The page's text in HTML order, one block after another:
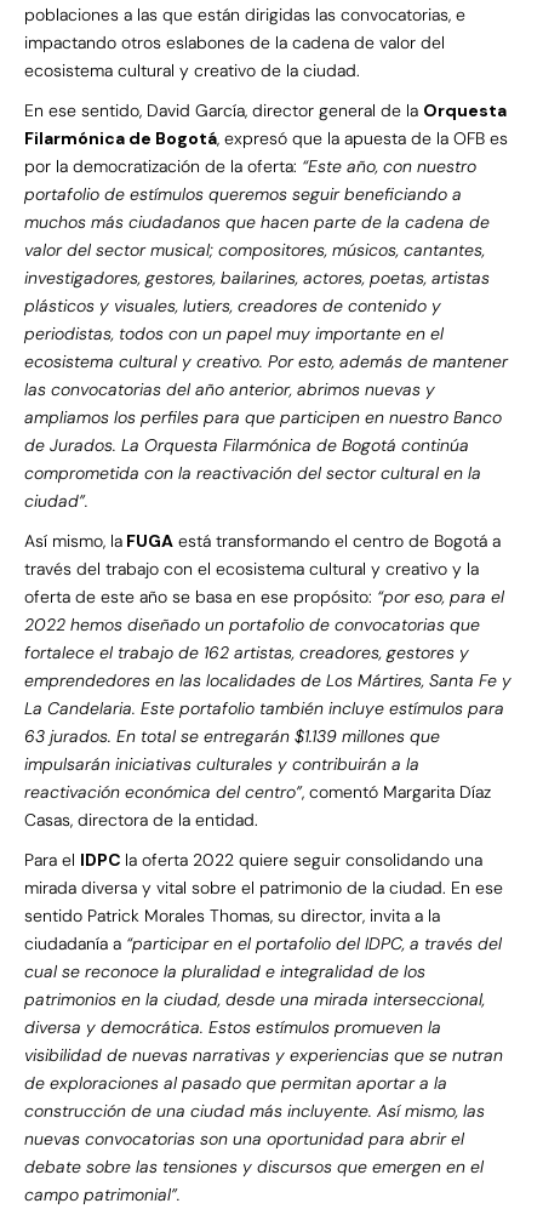
poblaciones a las que están dirigidas las convocatorias, e
impactando otros eslabones de la cadena de valor del
ecosistema cultural y creativo de la ciudad.
En ese sentido, David García, director general de la Orquesta
Filarmónica de Bogotá, expresó que la apuesta de la OFB es
por la democratización de la oferta: “Este año, con nuestro
portafolio de estímulos queremos seguir beneficiando a
muchos más ciudadanos que hacen parte de la cadena de
valor del sector musical; compositores, músicos, cantantes,
investigadores, gestores, bailarines, actores, poetas, artistas
plásticos y visuales, lutiers, creadores de contenido y
periodistas, todos con un papel muy importante en el
ecosistema cultural y creativo. Por esto, además de mantener
las convocatorias del año anterior, abrimos nuevas y
ampliamos los perfiles para que participen en nuestro Banco
de Jurados. La Orquesta Filarmónica de Bogotá continúa
comprometida con la reactivación del sector cultural en la
ciudad”.
Así mismo, la FUGA está transformando el centro de Bogotá a
través del trabajo con el ecosistema cultural y creativo y la
oferta de este año se basa en ese propósito: “por eso, para el
2022 hemos diseñado un portafolio de convocatorias que
fortalece el trabajo de 162 artistas, creadores, gestores y
emprendedores en las localidades de Los Mártires, Santa Fe y
La Candelaria. Este portafolio también incluye estímulos para
63 jurados. En total se entregarán $1.139 millones que
impulsarán iniciativas culturales y contribuirán a la
reactivación económica del centro”, comentó Margarita Díaz
Casas, directora de la entidad.
Para el IDPC la oferta 2022 quiere seguir consolidando una
mirada diversa y vital sobre el patrimonio de la ciudad. En ese
sentido Patrick Morales Thomas, su director, invita a la
ciudadanía a “participar en el portafolio del IDPC, a través del
cual se reconoce la pluralidad e integralidad de los
patrimonios en la ciudad, desde una mirada interseccional,
diversa y democrática. Estos estímulos promueven la
visibilidad de nuevas narrativas y experiencias que se nutran
de exploraciones al pasado que permitan aportar a la
construcción de una ciudad más incluyente. Así mismo, las
nuevas convocatorias son una oportunidad para abrir el
debate sobre las tensiones y discursos que emergen en el
campo patrimonial”.